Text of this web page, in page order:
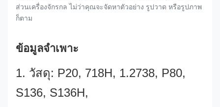
ส่วนเครื่องจักรกล ไม่ว่าคุณจะจัดหาตัวอย่าง รูปวาด หรือรูปภาพ
ก็ตาม
ข้อมูลจำเพาะ
1. วัสดุ: P20, 718H, 1.2738, P80,
S136, S136H,